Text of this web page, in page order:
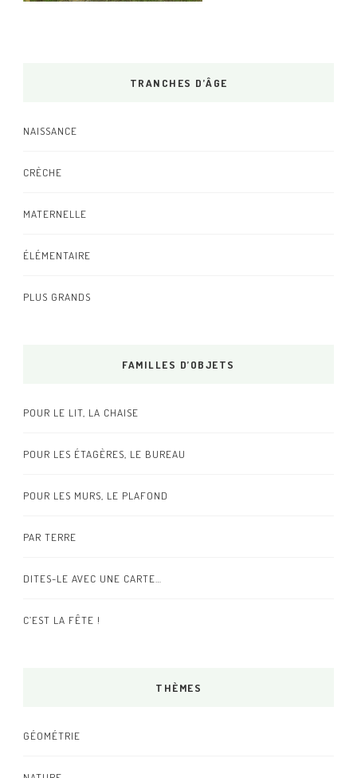
TRANCHES D’ÂGE
NAISSANCE
CRÈCHE
MATERNELLE
ÉLÉMENTAIRE
PLUS GRANDS
FAMILLES D’OBJETS
POUR LE LIT, LA CHAISE
POUR LES ÉTAGÈRES, LE BUREAU
POUR LES MURS, LE PLAFOND
PAR TERRE
DITES-LE AVEC UNE CARTE…
C’EST LA FÊTE !
THÈMES
GÉOMÉTRIE